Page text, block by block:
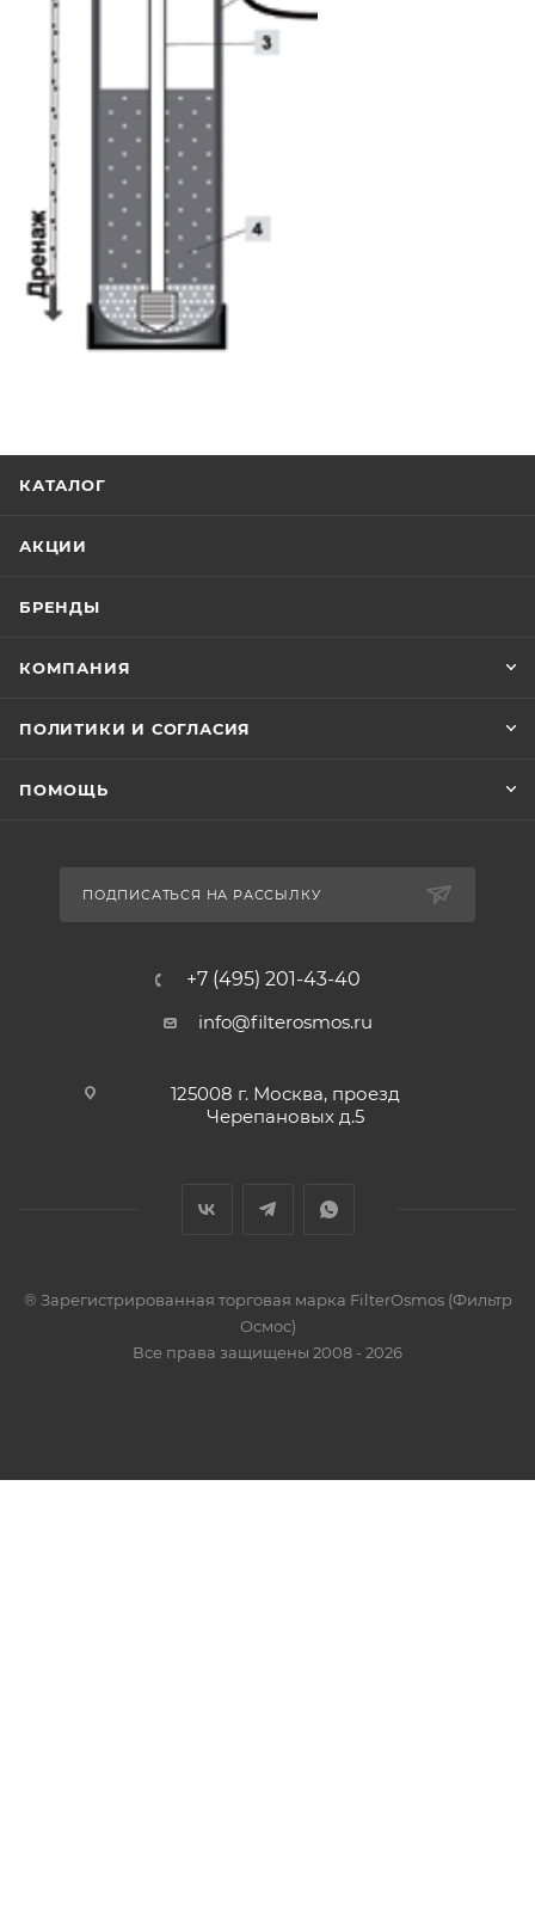
КАТАЛОГ
АКЦИИ
БРЕНДЫ
КОМПАНИЯ
ПОЛИТИКИ И СОГЛАСИЯ
ПОМОЩЬ
ПОДПИСАТЬСЯ НА РАССЫЛКУ
+7 (495) 201-43-40
info@filterosmos.ru
125008 г. Москва, проезд
Черепановых д.5
® Зарегистрированная торговая марка FilterOsmos (Фильтр
Осмос)
Все права защищены 2008 - 2026